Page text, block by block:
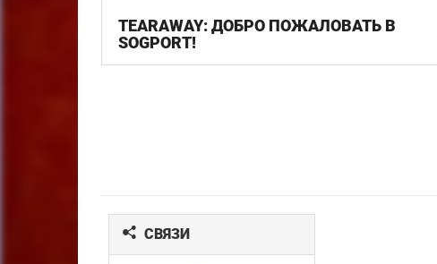
TEARAWAY: ДОБРО ПОЖАЛОВАТЬ В
SOGPORT!
СВЯЗИ